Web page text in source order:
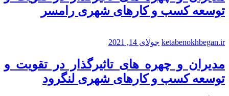
توسعه کسب و کارهای شهری رامسر
ketabenokhbegan.ir جولای 14, 2021
مدیران و چهره های تاثیرگذار در تقویت و
توسعه کسب و کارهای شهری لنگرود